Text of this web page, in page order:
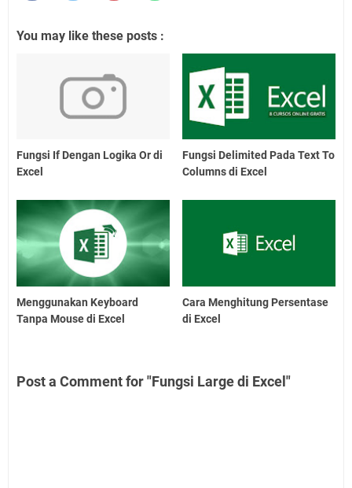
You may like these posts :
Fungsi If Dengan Logika Or di
Excel
Fungsi Delimited Pada Text To
Columns di Excel
Menggunakan Keyboard
Tanpa Mouse di Excel
Cara Menghitung Persentase
di Excel
Post a Comment for "Fungsi Large di Excel"